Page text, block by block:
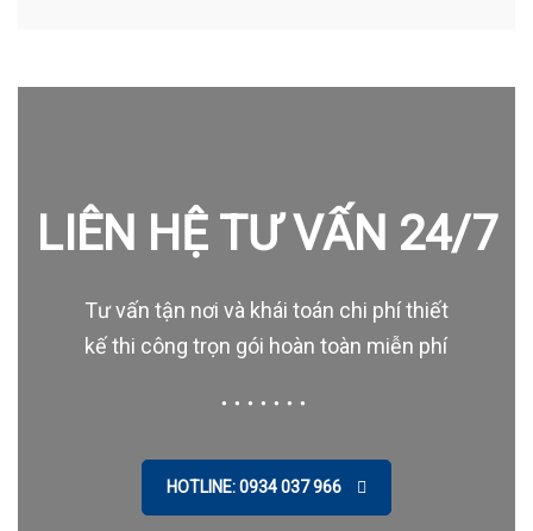
LIÊN HỆ TƯ VẤN 24/7
Tư vấn tận nơi và khái toán chi phí thiết
kế thi công trọn gói hoàn toàn miễn phí
HOTLINE: 0934 037 966